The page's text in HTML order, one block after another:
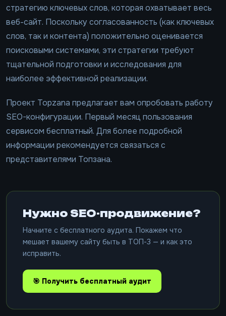
стратегию ключевых слов, которая охватывает весь
веб-сайт. Поскольку согласованность (как ключевых
слов, так и контента) положительно оценивается
поисковыми системами, эти стратегии требуют
тщательной подготовки и исследования для
наиболее эффективной реализации.
Проект Topzana предлагает вам опробовать работу
SEO-конфигурации. Первый месяц пользования
сервисом бесплатный. Для более подробной
информации рекомендуется связаться с
представителями Топзана.
Нужно SEO-продвижение?
Начните с бесплатного аудита. Покажем что
мешает вашему сайту быть в ТОП-3 — и как это
исправить.
🎯 Получить бесплатный аудит